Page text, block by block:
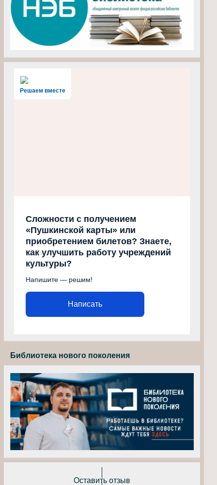
Решаем вместе
Сложности с получением
«Пушкинской карты» или
приобретением билетов? Знаете,
как улучшить работу учреждений
культуры?
Напишите — решим!
Написать
Библиотека нового поколения
Оставить отзыв